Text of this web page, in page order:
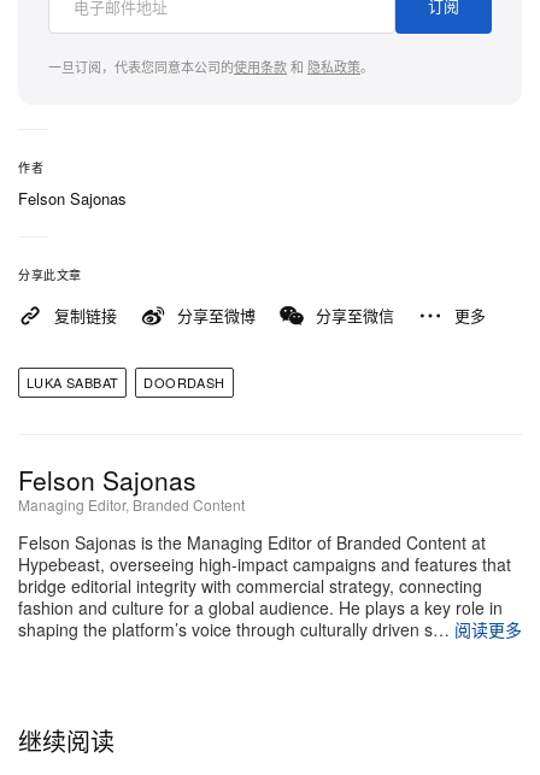
大这件主打球衣的俏皮与玩味。一件印花长袖为整体
增加视觉看点，而喇叭牛仔裤则拉开轮廓，营造出运
步接管当下的个性穿衣。
时尚社群沸腾的，是 DoorDash 专门为球迷策划的抽
奖活动。为配合这样级别的重磅发售，活动直接加码
有 1 位特别幸运者，不仅能收下所有胶囊单品，还会
区变成一场「回忆杀」式的足球文化大联欢。
想把自己的名字送进候选名单，其实简单到超乎想象
——整个流程被设计得足够轻量，只为在你滑到的那
一刻，顺手就能参与。如果你想赢下这次胶囊系列单
1. 同时关注
订阅
一旦订阅，代表您同意本公司的使用条款和 隐私政策。
作者
Felson Sajonas
分享此文章
复制链接 分享至微博 分享至微信 更多
LUKA SABBAT DOORDASH
Felson Sajonas
Managing Editor, Branded Content
Felson Sajonas is the Managing Editor of Branded Content at
Hypebeast, overseeing high-impact campaigns and features that
bridge editorial integrity with commercial strategy, connecting
fashion and culture for a global audience. He plays a key role in
shaping the platform’s voice through culturally driven s… 阅读更多
继续阅读